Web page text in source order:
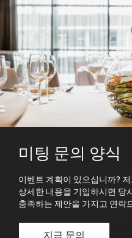
미팅 문의 양식
이벤트 계획이 있으십니까?
상세한 내용을 기입하시면 당
충족하는 제안을 가지고 연락
지금 문의